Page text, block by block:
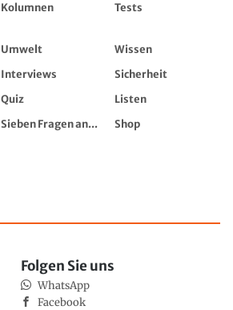
Kolumnen Tests
Umwelt
Wissen
Interviews
Sicherheit
Quiz
Listen
Sieben Fragen an...
Shop
Folgen Sie uns
WhatsApp
Facebook